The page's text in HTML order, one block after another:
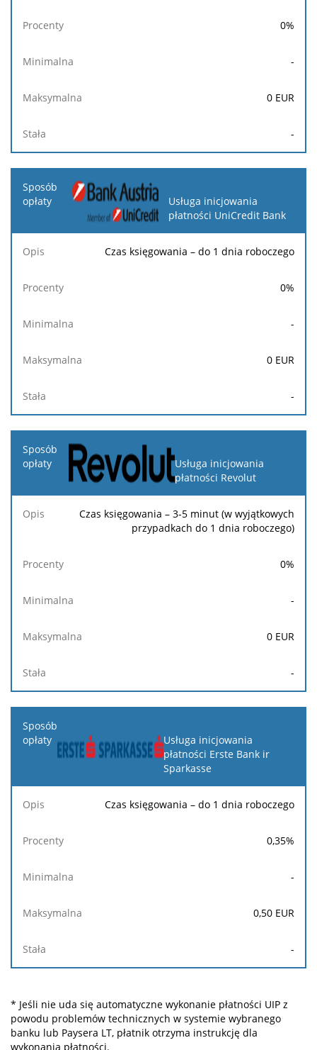
0%
-
0 EUR
-
Usługa inicjowania
płatności UniCredit Bank
Czas księgowania – do 1 dnia roboczego
0%
-
0 EUR
-
Usługa inicjowania
płatności Revolut
Czas księgowania – 3-5 minut (w wyjątkowych
przypadkach do 1 dnia roboczego)
0%
-
0 EUR
-
Usługa inicjowania
płatności Erste Bank ir
Sparkasse
Czas księgowania – do 1 dnia roboczego
0,35%
-
0,50 EUR
-
* Jeśli nie uda się automatyczne wykonanie płatności UIP z
powodu problemów technicznych w systemie wybranego
banku lub Paysera LT, płatnik otrzyma instrukcję dla
wykonania płatności.